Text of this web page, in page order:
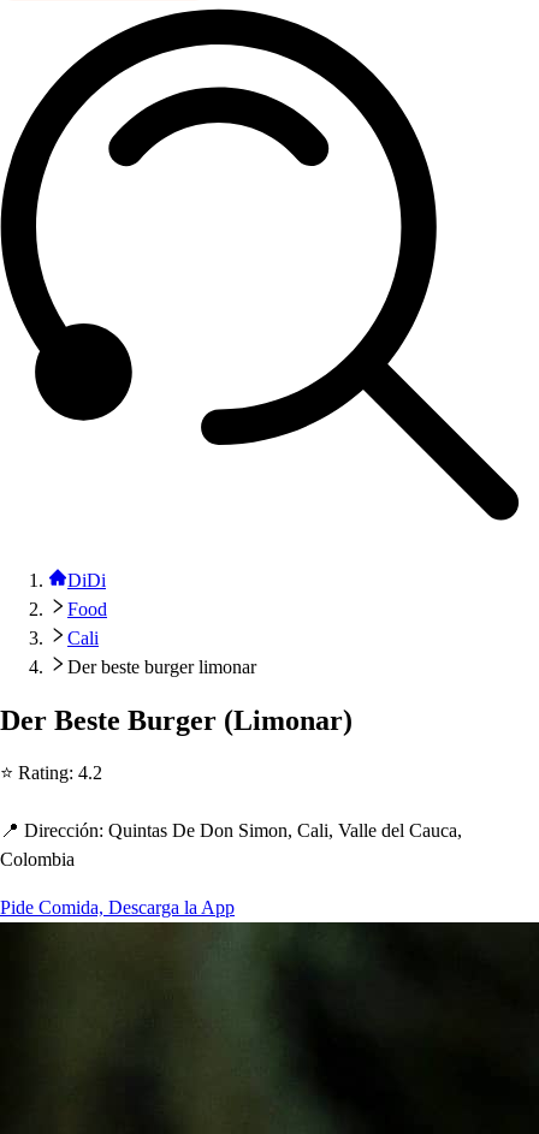
DiDi
Food
Cali
Der beste burger limonar
Der Beste Burger (Limonar)
⭐ Rating: 4.2
📍 Dirección: Quintas De Don Simon, Cali, Valle del Cauca,
Colombia
Pide Comida, Descarga la App